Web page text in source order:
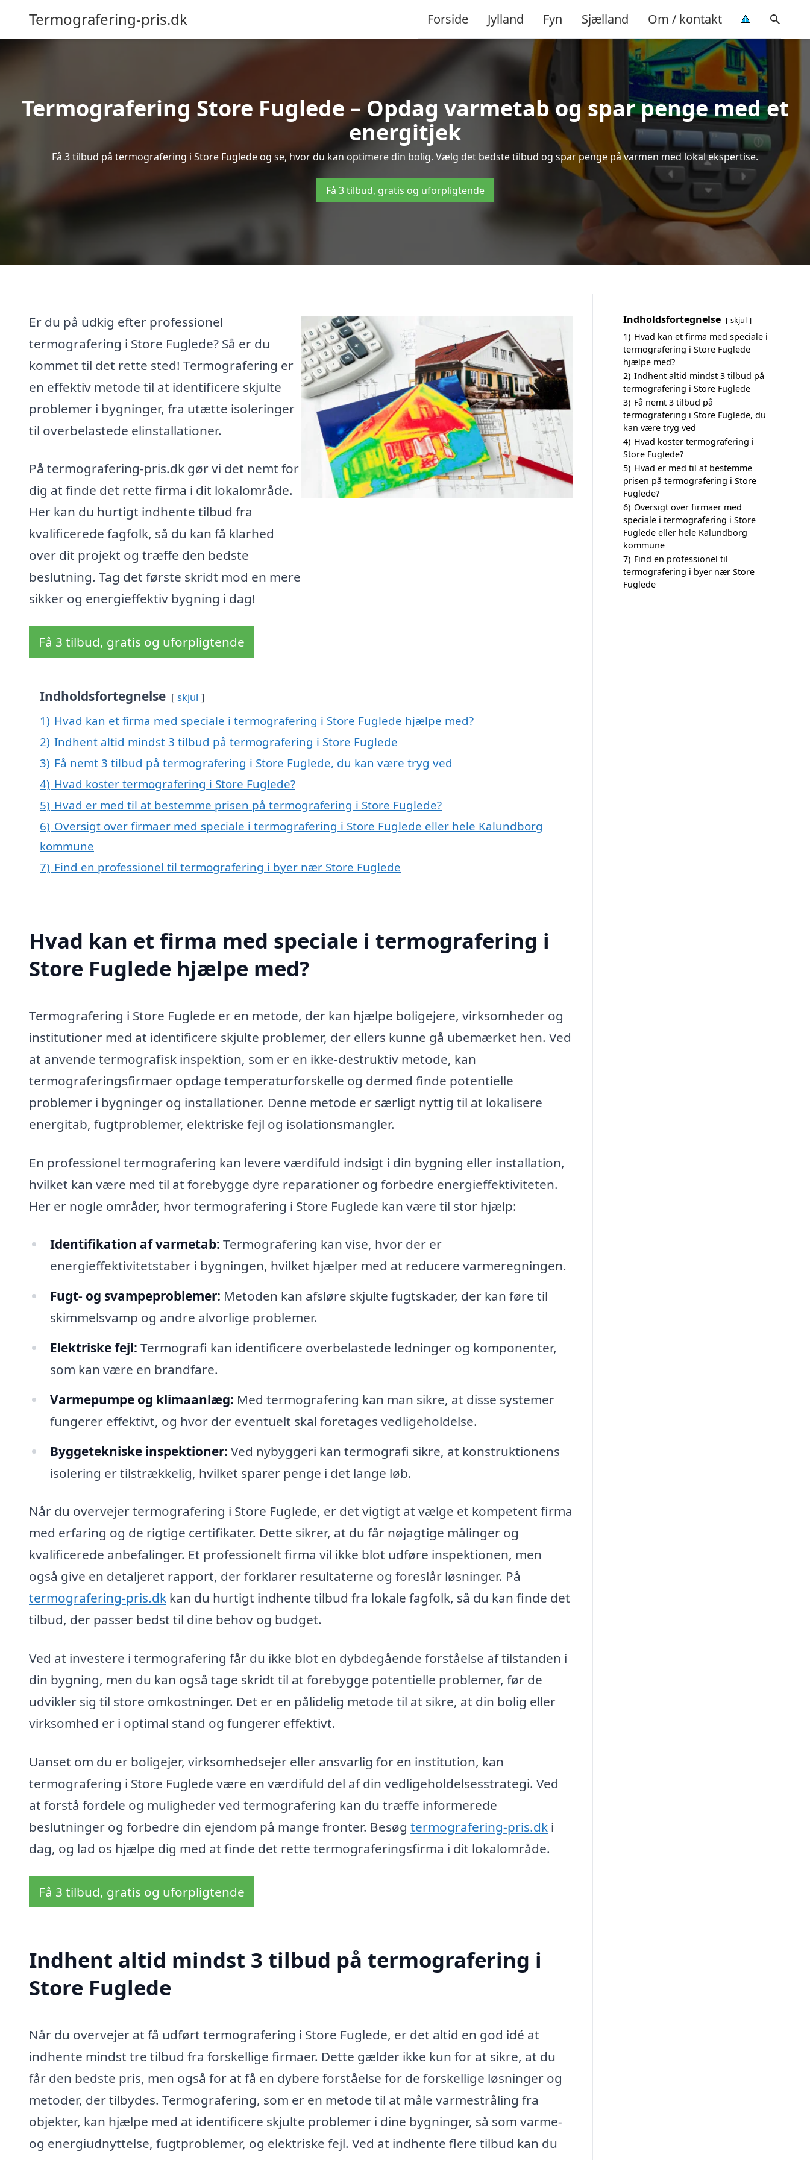
Termografering-pris.dk Forside Jylland Fyn Sjælland Om / kontakt
Termografering Store Fuglede – Opdag varmetab og spar penge med et
energitjek
Få 3 tilbud på termografering i Store Fuglede og se, hvor du kan optimere din bolig. Vælg det bedste tilbud og spar penge på varmen med lokal ekspertise.
Få 3 tilbud, gratis og uforpligtende
Er du på udkig efter professionel
termografering i Store Fuglede? Så er du
kommet til det rette sted! Termografering er
en effektiv metode til at identificere skjulte
problemer i bygninger, fra utætte isoleringer
til overbelastede elinstallationer.
På termografering-pris.dk gør vi det nemt for
dig at finde det rette firma i dit lokalområde.
Her kan du hurtigt indhente tilbud fra
kvalificerede fagfolk, så du kan få klarhed
over dit projekt og træffe den bedste
beslutning. Tag det første skridt mod en mere
sikker og energieffektiv bygning i dag!
Få 3 tilbud, gratis og uforpligtende
Indholdsfortegnelse skjul
1) Hvad kan et firma med speciale i termografering i Store Fuglede hjælpe med?
2) Indhent altid mindst 3 tilbud på termografering i Store Fuglede
3) Få nemt 3 tilbud på termografering i Store Fuglede, du kan være tryg ved
4) Hvad koster termografering i Store Fuglede?
5) Hvad er med til at bestemme prisen på termografering i Store Fuglede?
6) Oversigt over firmaer med speciale i termografering i Store Fuglede eller hele Kalundborg
kommune
7) Find en professionel til termografering i byer nær Store Fuglede
Hvad kan et firma med speciale i termografering i
Store Fuglede hjælpe med?
Termografering i Store Fuglede er en metode, der kan hjælpe boligejere, virksomheder og
institutioner med at identificere skjulte problemer, der ellers kunne gå ubemærket hen. Ved
at anvende termografisk inspektion, som er en ikke-destruktiv metode, kan
termograferingsfirmaer opdage temperaturforskelle og dermed finde potentielle
problemer i bygninger og installationer. Denne metode er særligt nyttig til at lokalisere
energitab, fugtproblemer, elektriske fejl og isolationsmangler.
En professionel termografering kan levere værdifuld indsigt i din bygning eller installation,
hvilket kan være med til at forebygge dyre reparationer og forbedre energieffektiviteten.
Her er nogle områder, hvor termografering i Store Fuglede kan være til stor hjælp:
Identifikation af varmetab: Termografering kan vise, hvor der er
energieffektivitetstaber i bygningen, hvilket hjælper med at reducere varmeregningen.
Fugt- og svampeproblemer: Metoden kan afsløre skjulte fugtskader, der kan føre til
skimmelsvamp og andre alvorlige problemer.
Elektriske fejl: Termografi kan identificere overbelastede ledninger og komponenter,
som kan være en brandfare.
Varmepumpe og klimaanlæg: Med termografering kan man sikre, at disse systemer
fungerer effektivt, og hvor der eventuelt skal foretages vedligeholdelse.
Byggetekniske inspektioner: Ved nybyggeri kan termografi sikre, at konstruktionens
isolering er tilstrækkelig, hvilket sparer penge i det lange løb.
Når du overvejer termografering i Store Fuglede, er det vigtigt at vælge et kompetent firma
med erfaring og de rigtige certifikater. Dette sikrer, at du får nøjagtige målinger og
kvalificerede anbefalinger. Et professionelt firma vil ikke blot udføre inspektionen, men
også give en detaljeret rapport, der forklarer resultaterne og foreslår løsninger. På
termografering-pris.dk kan du hurtigt indhente tilbud fra lokale fagfolk, så du kan finde det
tilbud, der passer bedst til dine behov og budget.
Ved at investere i termografering får du ikke blot en dybdegående forståelse af tilstanden i
din bygning, men du kan også tage skridt til at forebygge potentielle problemer, før de
udvikler sig til store omkostninger. Det er en pålidelig metode til at sikre, at din bolig eller
virksomhed er i optimal stand og fungerer effektivt.
Uanset om du er boligejer, virksomhedsejer eller ansvarlig for en institution, kan
termografering i Store Fuglede være en værdifuld del af din vedligeholdelsesstrategi. Ved
at forstå fordele og muligheder ved termografering kan du træffe informerede
beslutninger og forbedre din ejendom på mange fronter. Besøg termografering-pris.dk i
dag, og lad os hjælpe dig med at finde det rette termograferingsfirma i dit lokalområde.
Få 3 tilbud, gratis og uforpligtende
Indhent altid mindst 3 tilbud på termografering i
Store Fuglede
Når du overvejer at få udført termografering i Store Fuglede, er det altid en god idé at
indhente mindst tre tilbud fra forskellige firmaer. Dette gælder ikke kun for at sikre, at du
får den bedste pris, men også for at få en dybere forståelse for de forskellige løsninger og
metoder, der tilbydes. Termografering, som er en metode til at måle varmestråling fra
objekter, kan hjælpe med at identificere skjulte problemer i dine bygninger, så som varme-
og energiudnyttelse, fugtproblemer, og elektriske fejl. Ved at indhente flere tilbud kan du
Indholdsfortegnelse skjul
1) Hvad kan et firma med speciale i
termografering i Store Fuglede
hjælpe med?
2) Indhent altid mindst 3 tilbud på
termografering i Store Fuglede
3) Få nemt 3 tilbud på
termografering i Store Fuglede, du
kan være tryg ved
4) Hvad koster termografering i
Store Fuglede?
5) Hvad er med til at bestemme
prisen på termografering i Store
Fuglede?
6) Oversigt over firmaer med
speciale i termografering i Store
Fuglede eller hele Kalundborg
kommune
7) Find en professionel til
termografering i byer nær Store
Fuglede